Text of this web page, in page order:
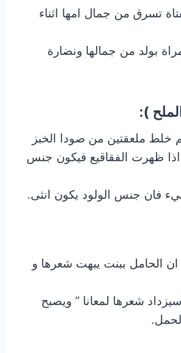
تسرق من جمال امها اثناء
بولد من جمالها ونضارة
):
خلط ملعقتين من صودا الخبز
ظهرت الفقاقيع فيكون جنس
فان جنس الولود يكون انثى.
الحامل ببنت يبهت شعرها و
سيزداد شعرها لمعانا ” ويصبح